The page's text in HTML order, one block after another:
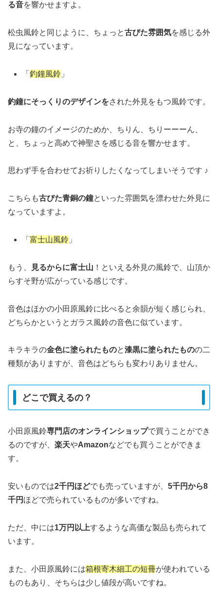
る音を響かせますよ。
松虫風鈴と同じように、ちょっと古びた雰囲気を感じる外
見になっています。
「釣鐘風鈴 」
釣鐘にそっくりのデザインをされた外見をもつ風鈴です。
お寺の鐘のイメージのためか、ちりん、ちりーーーん、
と、ちょっと高めで神聖さを感じる音を響かせます。
思わず手を合わせてお祈りしたくなってしまいそうです ♪
こちらも古びた青銅の鐘といった雰囲気を漂わせた外見に
なっていますよ。
「富士山風鈴 」
もう、 見るからに富士山 ！といえる外見の風鈴で、山頂か
らすそ野が広がっている感じです。
音色はほかの小田原風鈴に比べると余韻が短く感じられ、
どちらかというとガラス風鈴の音色に似ています。
キラキラの金色に塗られたものと漆黒に塗られたものの二
種類がありますが、音色はどちらも変わりありません。
どこで買えるの？
小田原風鈴専門店のオンラインショップで買うことができ
るのですが、 楽天やAmazonなどでも買うことができま
す。
安いものでは2千円ほどでも売っていますが、 5千円から8
千円 ほどで売られているものが多いですね。
ただ、中には1万円以上するような高価な製品も売られて
います。
また、小田原風鈴には箱根寄木細工の短冊が使われている
ものもあり、そちらは少し値段が高いですね。